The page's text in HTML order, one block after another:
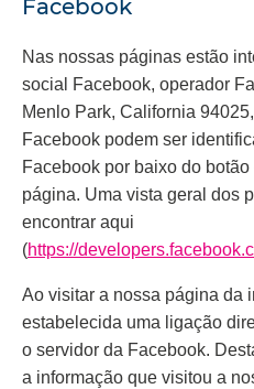
Facebook
Nas nossas páginas estão
social Facebook, operador
Menlo Park, California
Facebook podem ser
Facebook por baixo do
página. Uma vista geral dos
encontrar aqui
(https://
Ao visitar a nossa página da
estabelecida uma ligação
o servidor da Facebook.
a informação que visitou a